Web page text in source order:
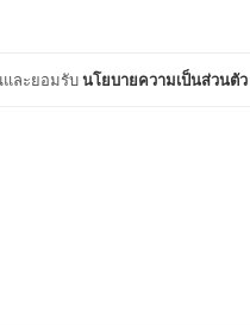
และยอมรับนโยบายความเป็นส่วนตัว